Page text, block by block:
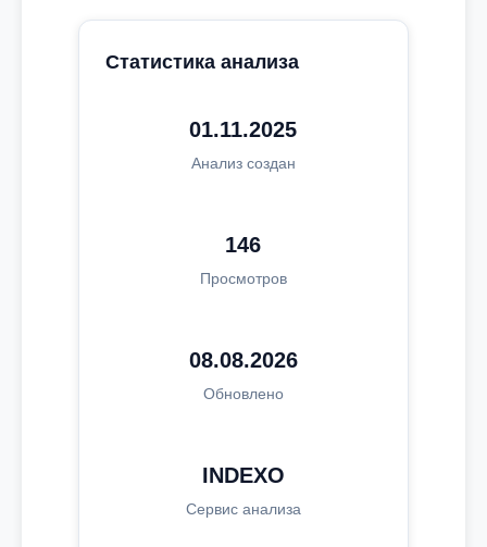
Статистика анализа
01.11.2025
Анализ создан
146
Просмотров
08.08.2026
Обновлено
INDEXO
Сервис анализа